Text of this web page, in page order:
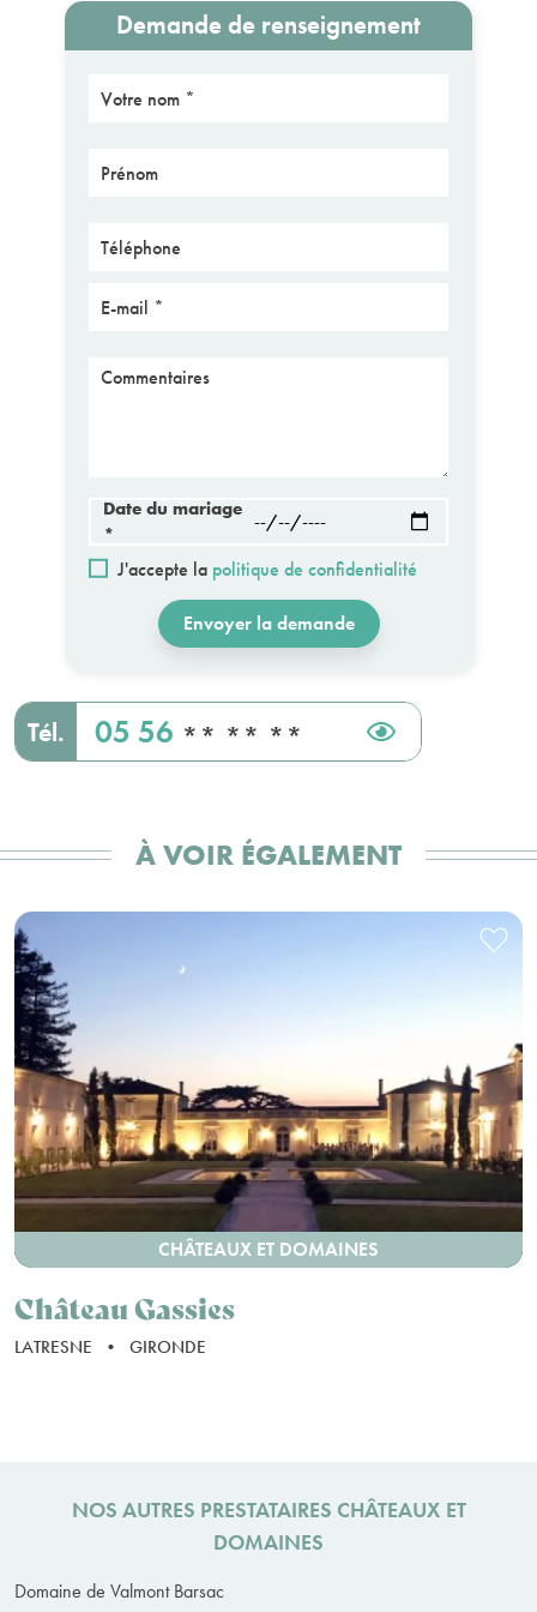
Demande de renseignement
Date du mariage
*
J'accepte la politique de confidentialité
Envoyer la demande
Tél. 05 56 ** ** **
À VOIR ÉGALEMENT
CHÂTEAUX ET DOMAINES
Château Gassies
LATRESNE • GIRONDE
NOS AUTRES PRESTATAIRES CHÂTEAUX ET
DOMAINES
Domaine de Valmont Barsac